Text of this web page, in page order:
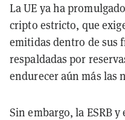
La UE ya ha
cripto estricto, que
emitidas dentro de sus
respaldadas por
endurecer aún más las
Sin embargo, la ESRB